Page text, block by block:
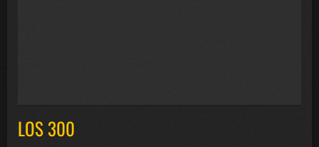
LOS 300